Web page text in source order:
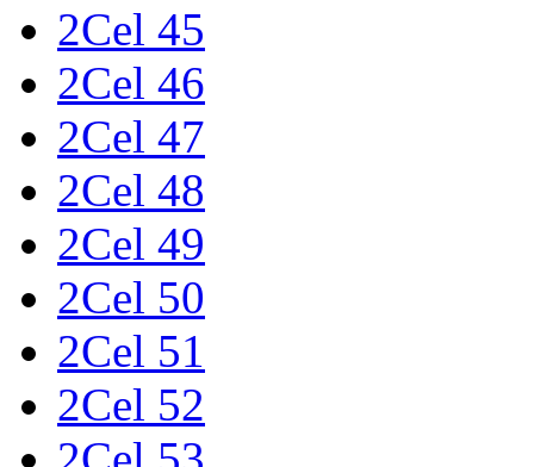
2Cel 45
2Cel 46
2Cel 47
2Cel 48
2Cel 49
2Cel 50
2Cel 51
2Cel 52